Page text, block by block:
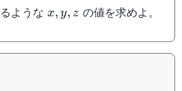
ような x,
z
x, y, z の値を求めよ。